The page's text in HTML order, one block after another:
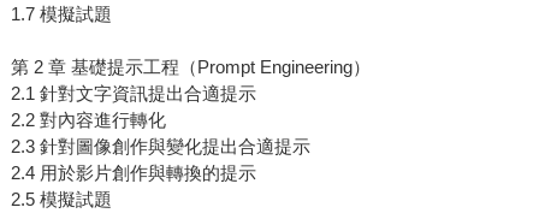
1.7 模擬試題
第 2 章 基礎提示工程（Prompt Engineering）
2.1 針對文字資訊提出合適提示
2.2 對內容進行轉化
2.3 針對圖像創作與變化提出合適提示
2.4 用於影片創作與轉換的提示
2.5 模擬試題